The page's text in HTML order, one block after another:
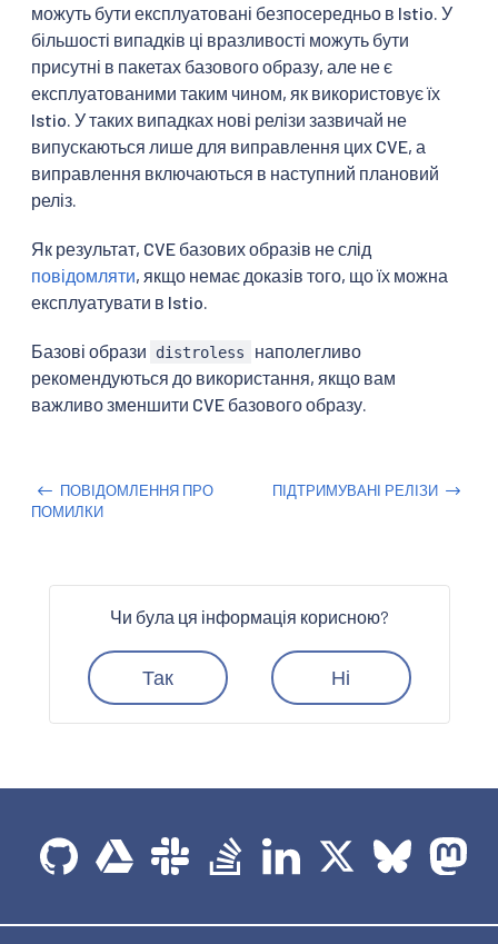
можуть бути експлуатовані безпосередньо в Istio. У
більшості випадків ці вразливості можуть бути
присутні в пакетах базового образу, але не є
експлуатованими таким чином, як використовує їх
Istio. У таких випадках нові релізи зазвичай не
випускаються лише для виправлення цих CVE, а
виправлення включаються в наступний плановий
реліз.
Як результат, CVE базових образів не слід
повідомляти, якщо немає доказів того, що їх можна
експлуатувати в Istio.
Базові образи distroless
наполегливо
рекомендуються до використання, якщо вам
важливо зменшити CVE базового образу.
ПОВІДОМЛЕННЯ ПРО
ПОМИЛКИ
ПІДТРИМУВАНІ РЕЛІЗИ
Чи була ця інформація корисною?
Так Ні